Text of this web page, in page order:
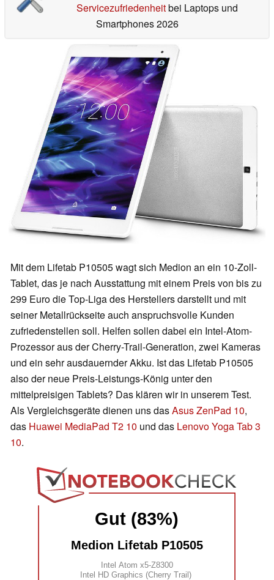
Servicezufriedenheitbei Laptops und
Smartphones 2026
Mit dem Lifetab P10505 wagt sich Medion an ein 10-Zoll-
Tablet, das je nach Ausstattung mit einem Preis von bis zu
299 Euro die Top-Liga des Herstellers darstellt und mit
seiner Metallrückseite auch anspruchsvolle Kunden
zufriedenstellen soll. Helfen sollen dabei ein Intel-Atom-
Prozessor aus der Cherry-Trail-Generation, zwei Kameras
und ein sehr ausdauernder Akku. Ist das Lifetab P10505
also der neue Preis-Leistungs-König unter den
mittelpreisigen Tablets? Das klären wir in unserem Test.
Als Vergleichsgeräte dienen uns dasAsus ZenPad 10,
das Huawei MediaPad T2 10 und das Lenovo Yoga Tab 3
10.
Gut (83%)
Medion Lifetab P10505
Intel Atom x5-Z8300
Intel HD Graphics (Cherry Trail)